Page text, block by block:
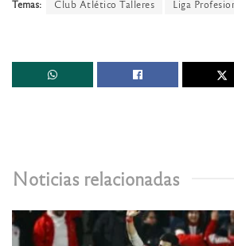
Temas: Club Atlético Talleres Liga
Noticias relacionadas